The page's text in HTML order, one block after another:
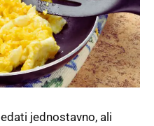
jednostavno, ali